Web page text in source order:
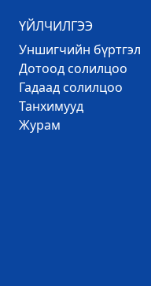
ҮЙЛЧИЛГЭЭ
Уншигчийн бүртгэл
Дотоод солилцоо
Гадаад солилцоо
Танхимууд
Журам